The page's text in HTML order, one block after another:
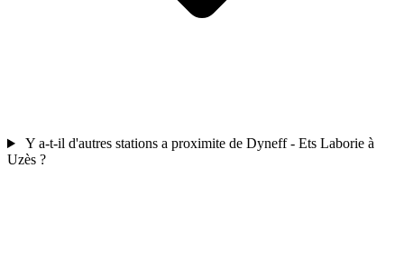
Y a-t-il d'autres stations a proximite de Dyneff - Ets Laborie à
Uzès ?